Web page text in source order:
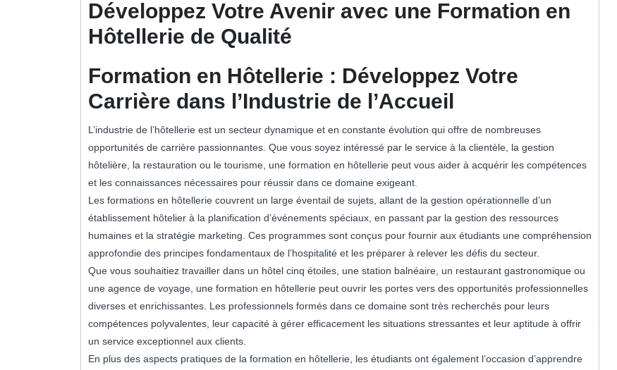
Développez Votre Avenir avec une Formation en
Hôtellerie de Qualité
Formation en Hôtellerie : Développez Votre
Carrière dans l’Industrie de l’Accueil
L’industrie de l’hôtellerie est un secteur dynamique et en constante évolution qui offre de nombreuses
opportunités de carrière passionnantes. Que vous soyez intéressé par le service à la clientèle, la gestion
hôtelière, la restauration ou le tourisme, une formation en hôtellerie peut vous aider à acquérir les compétences
et les connaissances nécessaires pour réussir dans ce domaine exigeant.
Les formations en hôtellerie couvrent un large éventail de sujets, allant de la gestion opérationnelle d’un
établissement hôtelier à la planification d’événements spéciaux, en passant par la gestion des ressources
humaines et la stratégie marketing. Ces programmes sont conçus pour fournir aux étudiants une compréhension
approfondie des principes fondamentaux de l’hospitalité et les préparer à relever les défis du secteur.
Que vous souhaitiez travailler dans un hôtel cinq étoiles, une station balnéaire, un restaurant gastronomique ou
une agence de voyage, une formation en hôtellerie peut ouvrir les portes vers des opportunités professionnelles
diverses et enrichissantes. Les professionnels formés dans ce domaine sont très recherchés pour leurs
compétences polyvalentes, leur capacité à gérer efficacement les situations stressantes et leur aptitude à offrir
un service exceptionnel aux clients.
En plus des aspects pratiques de la formation en hôtellerie, les étudiants ont également l’occasion d’apprendre